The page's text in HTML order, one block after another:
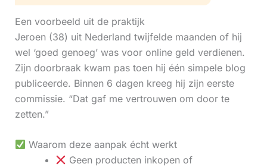
Een voorbeeld uit de praktijk
Jeroen (38) uit Nederland twijfelde maanden of hij
wel ‘goed genoeg’ was voor online geld verdienen.
Zijn doorbraak kwam pas toen hij één simpele blog
publiceerde. Binnen 6 dagen kreeg hij zijn eerste
commissie. “Dat gaf me vertrouwen om door te
zetten.”
Waarom deze aanpak écht werkt
Geen producten inkopen of